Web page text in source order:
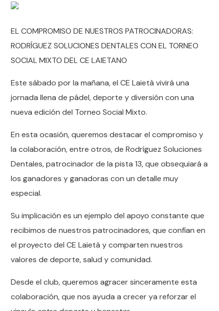
EL COMPROMISO DE NUESTROS PATROCINADORAS:
RODRÍGUEZ SOLUCIONES DENTALES CON EL TORNEO
SOCIAL MIXTO DEL CE LAIETANO
Este sábado por la mañana, el CE Laietà vivirá una
jornada llena de pádel, deporte y diversión con una
nueva edición del Torneo Social Mixto.
En esta ocasión, queremos destacar el compromiso y
la colaboración, entre otros, de Rodríguez Soluciones
Dentales, patrocinador de la pista 13, que obsequiará a
los ganadores y ganadoras con un detalle muy
especial.
Su implicación es un ejemplo del apoyo constante que
recibimos de nuestros patrocinadores, que confían en
el proyecto del CE Laietà y comparten nuestros
valores de deporte, salud y comunidad.
Desde el club, queremos agracer sinceramente esta
colaboración, que nos ayuda a crecer ya reforzar el